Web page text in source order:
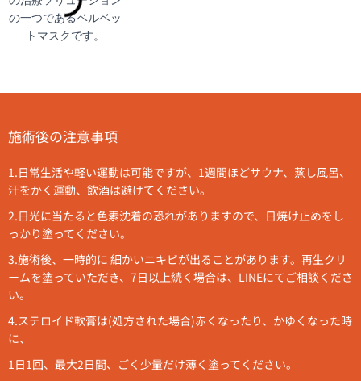
施術後の注意事項
1.日常生活や軽い運動は可能ですが、1週間ほどサウナ、蒸し風呂、
汗をかく運動、飲酒は避けてください。
2.日光に当たると色素沈着の恐れがありますので、日焼け止めをし
っかり塗ってください。
3.施術後、一時的に 細かいニキビが出ることがあります。再生クリ
ームを塗っていただき、7日以上続く場合は、LINEにてご相談くださ
い。
4.ステロイド軟膏は(処方された場合)赤くなったり、かゆくなった時
に、
1日1回、最大2日間、ごく少量だけ薄く塗ってください。